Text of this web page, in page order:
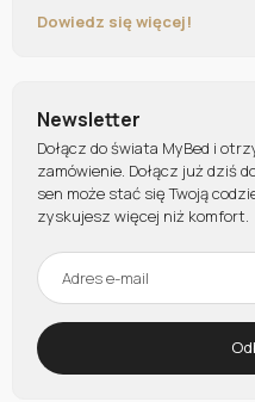
Dowiedz się więcej!
Newsletter
Dołącz do świata MyBed i
zamówienie. Dołącz już dziś
sen może stać się Twoją
zyskujesz więcej niż komfort.